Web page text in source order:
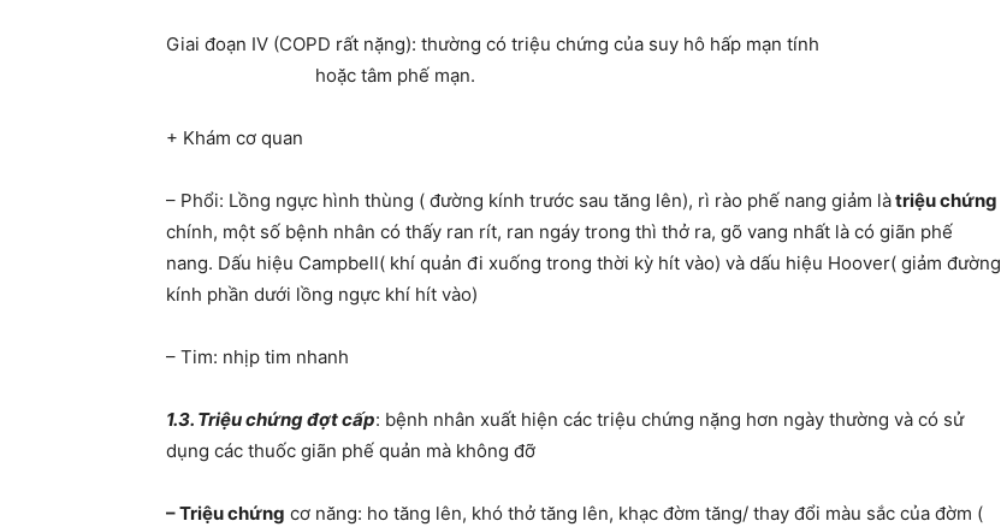
Giai đoạn IV (COPD rất nặng): thường có triệu chứng của suy hô hấp mạn tính
hoặc tâm phế mạn.
+ Khám cơ quan
– Phổi: Lồng ngực hình thùng ( đường kính trước sau tăng lên), rì rào phế nang giảm làtriệu chứng
chính, một số bệnh nhân có thấy ran rít, ran ngáy trong thì thở ra, gõ vang nhất là có giãn phế
nang. Dấu hiệu Campbell( khí quản đi xuống trong thời kỳ hít vào) và dấu hiệu Hoover( giảm đường
kính phần dưới lồng ngực khí hít vào)
– Tim: nhịp tim nhanh
1.3. Triệu chứng đợt cấp: bệnh nhân xuất hiện các triệu chứng nặng hơn ngày thường và có sử
dụng các thuốc giãn phế quản mà không đỡ
– Triệu chứng cơ năng: ho tăng lên, khó thở tăng lên, khạc đờm tăng/ thay đổi màu sắc của đờm (